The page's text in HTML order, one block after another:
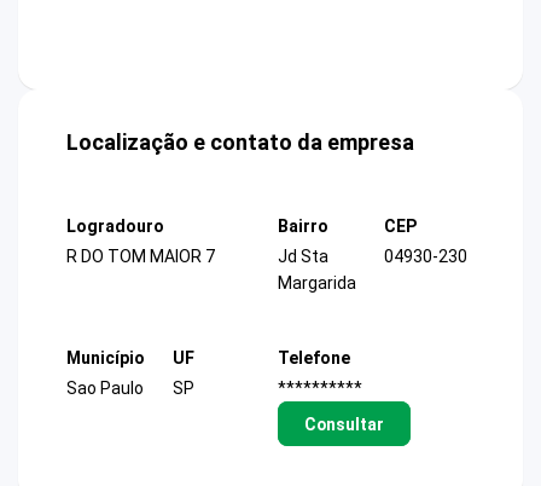
Localização e contato da empresa
Logradouro
R DO TOM MAIOR 7
Bairro
Jd Sta
Margarida
CEP
04930-230
Município
Sao Paulo
UF
SP
Telefone
**********
Consultar